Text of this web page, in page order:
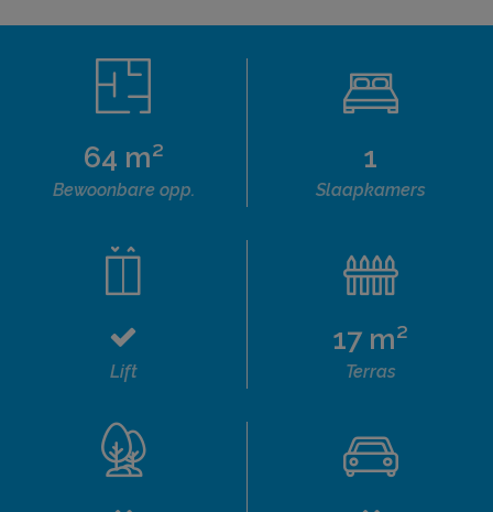
64 m²
Bewoonbare opp.
1
Slaapkamers
Lift
17 m²
Terras